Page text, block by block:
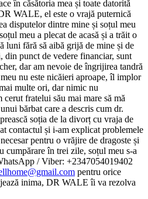
în căsătoria mea și toate datorită
WALE, el este o vrajă puternică
disputelor dintre mine și soțul meu
meu a plecat de acasă și a trăit o
luni fără să aibă grijă de mine și de
din punct de vedere financiar, sunt
dar am nevoie de îngrijirea tandră
nu este nicăieri aproape, îl implor
multe ori, dar nimic nu
fratelui său mai mare să mă
bărbat care a descris cum dr.
soția de la divorț cu vraja de
contactul și i-am explicat problemele
pentru o vrăjire de dragoste și
cumpărare în trei zile, soțul meu s-a
/ Viber: +2347054019402
pentru orice
inima, DR WALE îi va rezolva